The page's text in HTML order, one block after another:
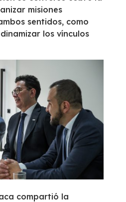
misiones
sentidos, como
los vínculos
compartió la